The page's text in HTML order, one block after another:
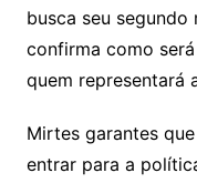
busca seu
confirma como
quem representará
Mirtes garantes
entrar para a